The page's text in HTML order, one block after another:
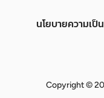
นโยบายความเป็
Copyright ©